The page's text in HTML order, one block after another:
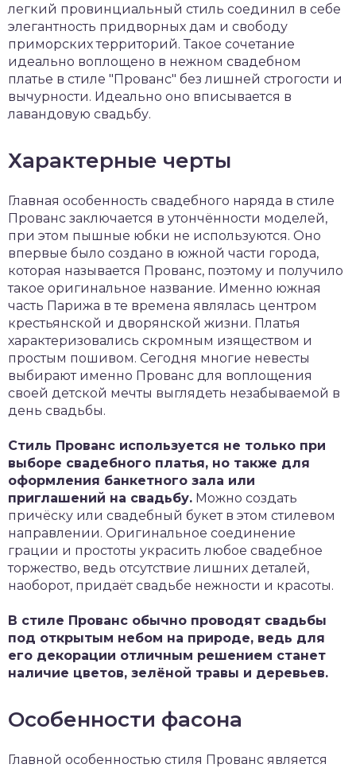
легкий провинциальный стиль соединил в себе
элегантность придворных дам и свободу
приморских территорий. Такое сочетание
идеально воплощено в нежном свадебном
платье в стиле "Прованс" без лишней строгости и
вычурности. Идеально оно вписывается в
лавандовую свадьбу.
Характерные черты
Главная особенность свадебного наряда в стиле
Прованс заключается в утончённости моделей,
при этом пышные юбки не используются. Оно
впервые было создано в южной части города,
которая называется Прованс, поэтому и получило
такое оригинальное название. Именно южная
часть Парижа в те времена являлась центром
крестьянской и дворянской жизни. Платья
характеризовались скромным изяществом и
простым пошивом. Сегодня многие невесты
выбирают именно Прованс для воплощения
своей детской мечты выглядеть незабываемой в
день свадьбы.
Стиль Прованс используется не только при
выборе свадебного платья, но также для
оформления банкетного зала или
приглашений на свадьбу. Можно создать
причёску или свадебный букет в этом стилевом
направлении. Оригинальное соединение
грации и простоты украсить любое свадебное
торжество, ведь отсутствие лишних деталей,
наоборот, придаёт свадьбе нежности и красоты.
В стиле Прованс обычно проводят свадьбы
под открытым небом на природе, ведь для
его декорации отличным решением станет
наличие цветов, зелёной травы и деревьев.
Особенности фасона
Главной особенностью стиля Прованс является